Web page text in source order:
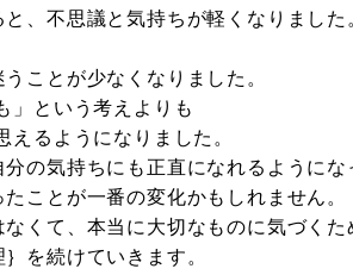
、不思議と気持ちが軽くなりました
ことが少なくなりました。
」という考えよりも
えるようになりました。
の気持ちにも正直になれるようにな
ことが一番の変化かもしれません。
くて、本当に大切なものに気づくた
を続けていきます。